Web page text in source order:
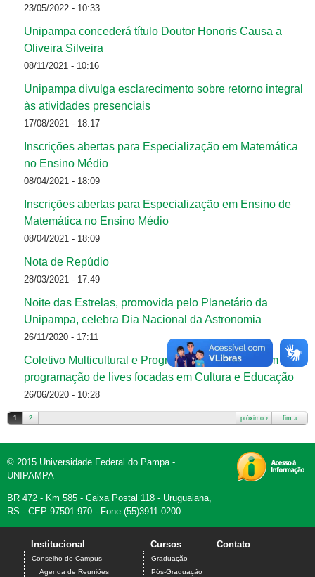
23/05/2022 - 10:33
Unipampa concederá título Doutor Honoris Causa a
Oliveira Silveira
08/11/2021 - 10:16
Unipampa divulga esclarecimento sobre retorno integral
às atividades presenciais
17/08/2021 - 18:17
Inscrições abertas para Especialização em Matemática
no Ensino Médio
08/04/2021 - 18:09
Inscrições abertas para Especialização em Ensino de
Matemática no Ensino Médio
08/04/2021 - 18:09
Nota de Repúdio
28/03/2021 - 17:49
Noite das Estrelas, promovida pelo Planetário da
Unipampa, celebra Dia Nacional da Astronomia
26/11/2020 - 17:11
Coletivo Multicultural e Programa Tramas divulgam
programação de lives focadas em Cultura e Educação
26/06/2020 - 10:28
1 2 próximo › fim »
© 2015 Universidade Federal do Pampa -
UNIPAMPA
BR 472 - Km 585 - Caixa Postal 118 - Uruguaiana,
RS - CEP 97501-970 - Fone (55)3911-0200
Institucional
Conselho de Campus
Agenda de Reuniões
Cursos
Graduação
Pós-Graduação
Contato